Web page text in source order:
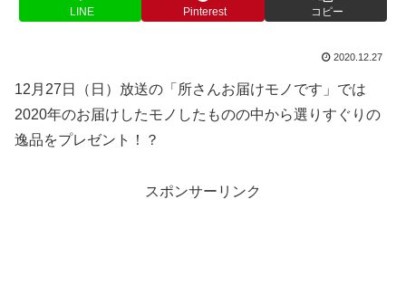
LINE Pinterest コピー
2020.12.27
12月27日（日）放送の「所さんお届けモノです」では
2020年のお届けしたモノしたものの中から選りすぐりの
逸品をプレゼント！？
スポンサーリンク